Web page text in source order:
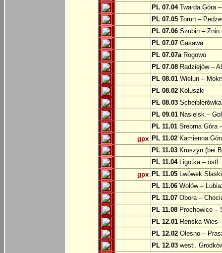
PL 07.04Twarda Góra
PL 07.05 Torun –
PL 07.06 Szubin – Znin
PL 07.07 Gasawa
PL 07.07aRogowo
PL 07.08 Radziejów –
PL 08.01 Wielun –
PL 08.02 Koluszki
PL 08.03
PL 09.01 Nasielsk –
PL 11.01 Srebrna Góra
gpx PL 11.02 Kamienna
PL 11.03 Kruszyn (bei
PL 11.04Ligotka – östl.
gpx PL 11.05 Lwówek
PL 11.06 Wolów –
PL 11.07 Obora –
PL 11.08 Prochowice –
PL 12.01 Renska Wies
PL 12.02 Olesno –
PL 12.03 westl.